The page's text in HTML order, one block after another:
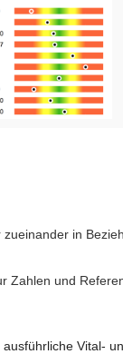
in
Zahlen und
Vital-